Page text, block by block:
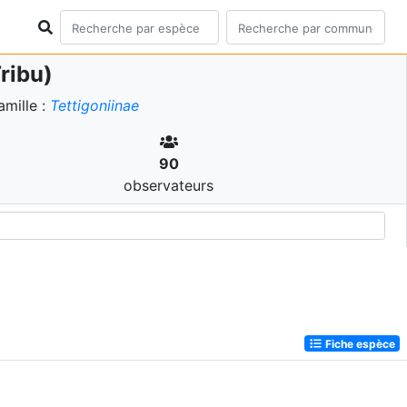
: Tettigoniinae
90
observateurs
Fiche espèce